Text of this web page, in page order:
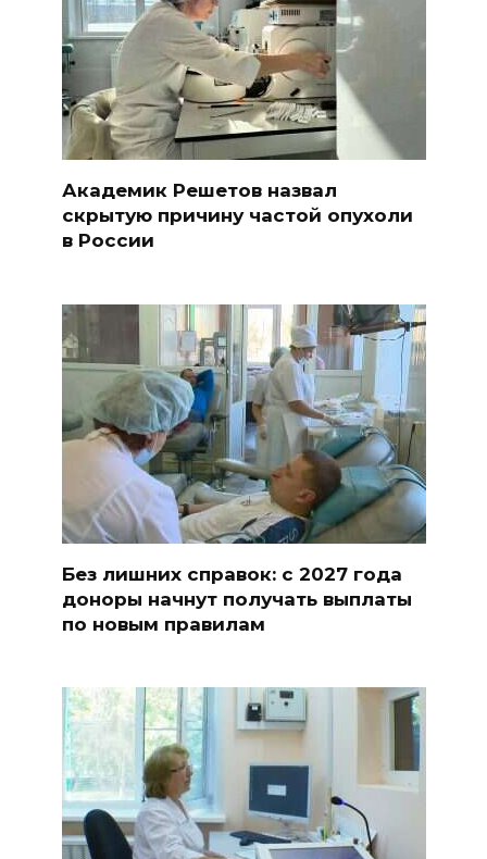
Академик Решетов назвал
скрытую причину частой опухоли
в России
Без лишних справок: с 2027 года
доноры начнут получать выплаты
по новым правилам